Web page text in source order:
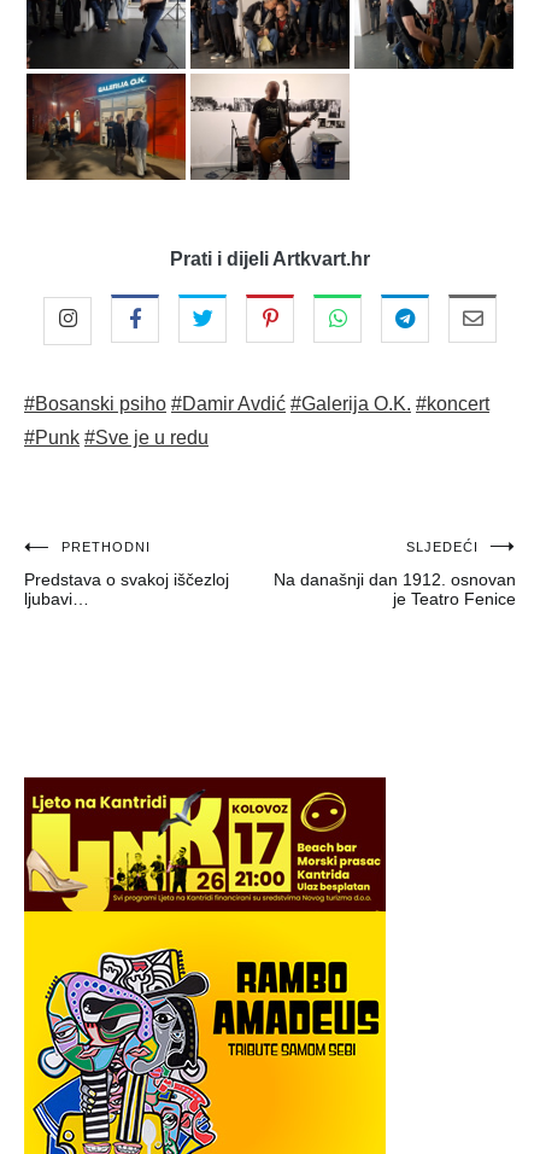
Prati i dijeli Artkvart.hr
#Bosanski psiho #Damir Avdić #Galerija O.K. #koncert
#Punk #Sve je u redu
Navigacija
objava
PRETHODNI
Predstava o svakoj iščezloj
ljubavi…
SLJEDEĆI
Na današnji dan 1912. osnovan
je Teatro Fenice